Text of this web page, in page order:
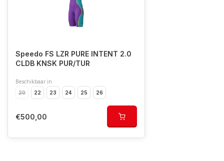
Speedo FS LZR PURE INTENT 2.0
CLDB KNSK PUR/TUR
Beschikbaar in
20
22 23 24 25 26
€500,00